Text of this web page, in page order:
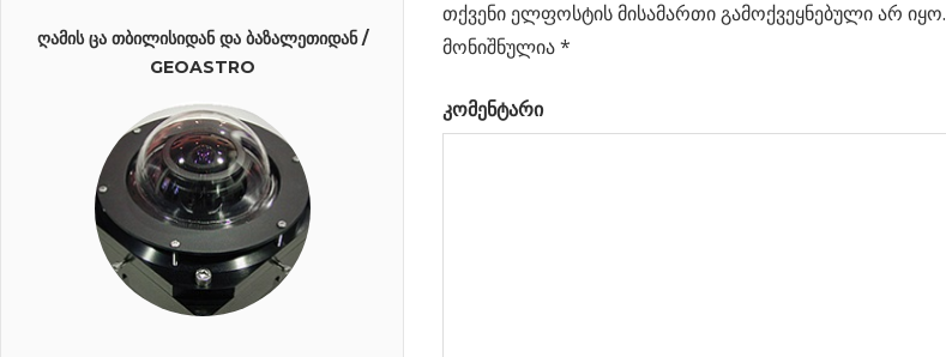
პოსტის
Post:
ბნელი
ძალები
თქვენი ელფოსტის მისამართი გამოქვეყნებული არ იყო.
მონიშნულია*
კომენტარი
ᲦᲐᲛᲘᲡ ᲪᲐ ᲗᲑᲘᲚᲘᲡᲘᲓᲐᲜ ᲓᲐ ᲑᲐᲖᲐᲚᲔᲗᲘᲓᲐᲜ /
GEOASTRO